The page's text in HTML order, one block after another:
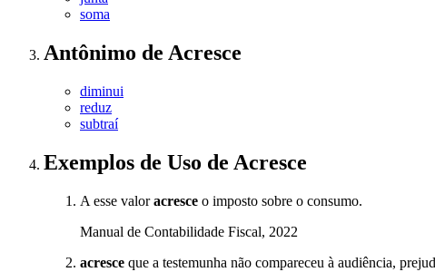
soma
Antônimo de Acresce
diminui
reduz
subtraí
Exemplos de Uso de Acresce
A esse valoracresce o imposto sobre o consumo.
Manual de Contabilidade Fiscal, 2022
acresce que a testemunha não compareceu à audiência,